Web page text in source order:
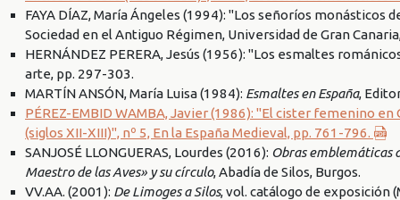
FAYA DÍAZ, María Ángeles (1994): "Los señoríos monásticos
Sociedad en el Antiguo Régimen, Universidad de Gran
HERNÁNDEZ PERERA, Jesús (1956): "Los esmaltes
arte, pp. 297-303.
MARTÍN ANSÓN, María Luisa (1984): Esmaltes en España,
PÉREZ-EMBID WAMBA, Javier (1986): "El cister femenino
(siglos XII-XIII)", nº 5, En la España Medieval, pp. 761-796.
SANJOSÉ LLONGUERAS, Lourdes (2016): Obras emblemáticas
Maestro de las Aves» y su círculo, Abadía de Silos, Burgos.
VV.AA. (2001): De Limoges a Silos, vol. catálogo de exposición